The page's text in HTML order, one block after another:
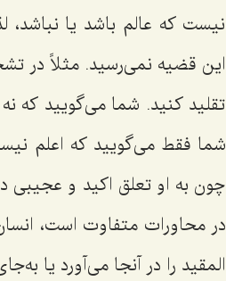
نیست كه عالم باشد یا
این قضیه نمی‌رسید. مثلاً در
تقلید كنید. شما می‌گویید که
شما فقط می‌گویید که اعلم
چون به او تعلق اکید و عجیبی
در محاورات متفاوت است،
المقید را در آنجا می‌آورد یا